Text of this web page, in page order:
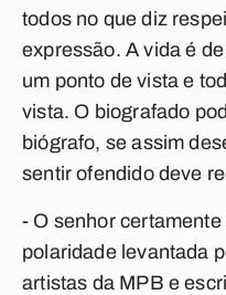
todos no que diz
expressão. A vida é
um ponto de vista e
vista. O biografado
biógrafo, se assim
sentir ofendido deve
- O senhor
polaridade levantada
artistas da MPB e